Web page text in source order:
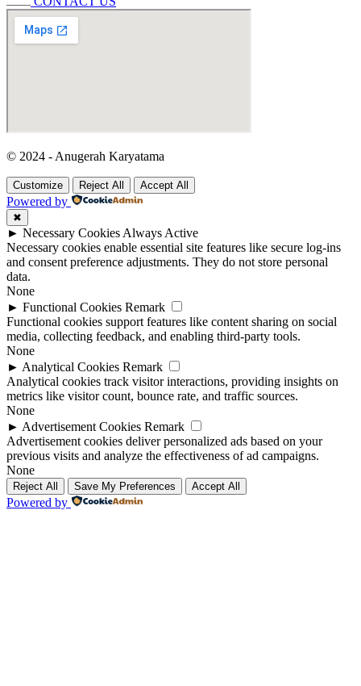
© 2024 - Anugerah Karyatama
Customize Reject All Accept All
Powered by
✖
► Necessary CookiesAlways Active
Necessary cookies enable essential site features like secure log-ins
and consent preference adjustments. They do not store personal
data.
None
► Functional Cookies Remark
Functional cookies support features like content sharing on social
media, collecting feedback, and enabling third-party tools.
None
► Analytical Cookies Remark
Analytical cookies track visitor interactions, providing insights on
metrics like visitor count, bounce rate, and traffic sources.
None
► Advertisement Cookies Remark
Advertisement cookies deliver personalized ads based on your
previous visits and analyze the effectiveness of ad campaigns.
None
Reject All Save My Preferences Accept All
Powered by